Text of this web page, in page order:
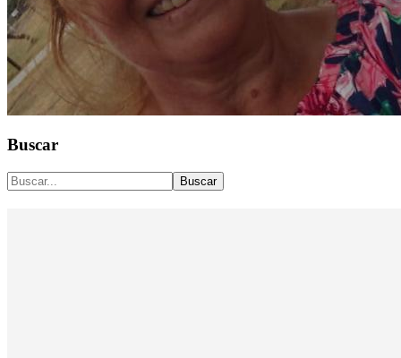
Buscar
Buscar